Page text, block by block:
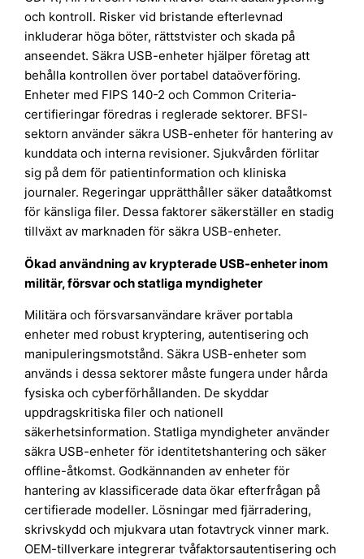
och kontroll. Risker vid bristande efterlevnad
inkluderar höga böter, rättstvister och skada på
anseendet. Säkra USB-enheter hjälper företag att
behålla kontrollen över portabel dataöverföring.
Enheter med FIPS 140-2 och Common Criteria-
certifieringar föredras i reglerade sektorer. BFSI-
sektorn använder säkra USB-enheter för hantering av
kunddata och interna revisioner. Sjukvården förlitar
sig på dem för patientinformation och kliniska
journaler. Regeringar upprätthåller säker dataåtkomst
för känsliga filer. Dessa faktorer säkerställer en stadig
tillväxt av marknaden för säkra USB-enheter.
Ökad användning av krypterade USB-enheter inom
militär, försvar och statliga myndigheter
Militära och försvarsanvändare kräver portabla
enheter med robust kryptering, autentisering och
manipuleringsmotstånd. Säkra USB-enheter som
används i dessa sektorer måste fungera under hårda
fysiska och cyberförhållanden. De skyddar
uppdragskritiska filer och nationell
säkerhetsinformation. Statliga myndigheter använder
säkra USB-enheter för identitetshantering och säker
offline-åtkomst. Godkännanden av enheter för
hantering av klassificerade data ökar efterfrågan på
certifierade modeller. Lösningar med fjärradering,
skrivskydd och mjukvara utan fotavtryck vinner mark.
OEM-tillverkare integrerar tvåfaktorsautentisering och